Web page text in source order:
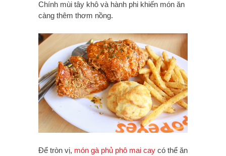
Chính mùi tây khô và hành phi khiến món ăn
càng thêm thơm nồng.
Để tròn vị, món gà phủ phô mai cay có thể ăn